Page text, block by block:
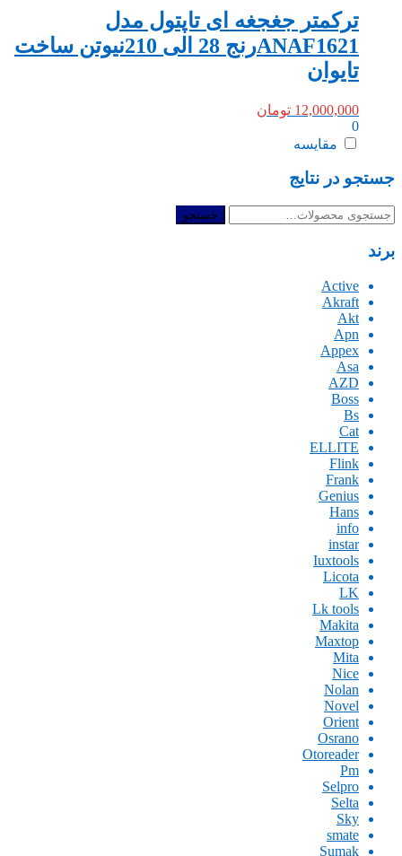
ترکمتر جغجغه ای تاپتول مدل
ANAF1621رنج 28 الی 210نیوتن ساخت
تایوان
12,000,000 تومان
0
مقایسه
جستجو در نتایج
جستجو
جستجو
برند
Active
Akraft
Akt
Apn
Appex
Asa
AZD
Boss
Bs
Cat
ELLITE
Flink
Frank
Genius
Hans
info
instar
Iuxtools
Licota
LK
Lk tools
Makita
Maxtop
Mita
Nice
Nolan
Novel
Orient
Osrano
Otoreader
Pm
Selpro
Selta
Sky
smate
Sumak